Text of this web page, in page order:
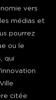
vers
médias et
pourrez
ou le
qui
citée